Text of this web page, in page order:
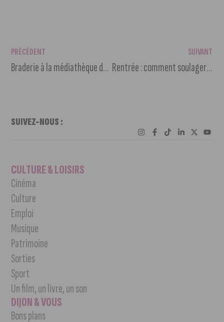
PRÉCÉDENT
Braderie à la médiathèque du Conseil départemental de la Côte-d’Or
SUIVANT
Rentrée : comment soulager le stress de nos animaux ?
SUIVEZ-NOUS :
CULTURE & LOISIRS
Cinéma
Culture
Emploi
Musique
Patrimoine
Sorties
Sport
Un film, un livre, un son
DIJON & VOUS
Bons plans